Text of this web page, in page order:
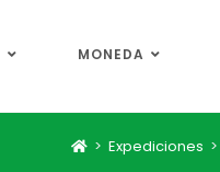
MONEDA
> Expediciones >